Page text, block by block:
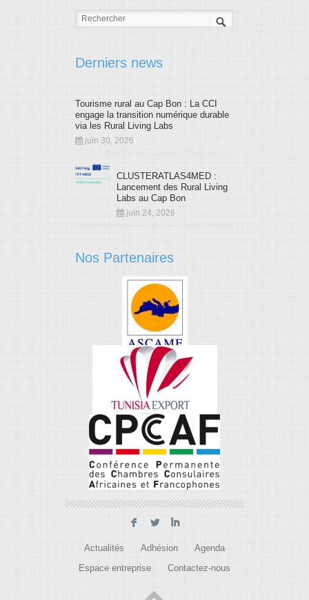
Derniers news
Tourisme rural au Cap Bon : La CCI
engage la transition numérique durable
via les Rural Living Labs
juin 30, 2026
CLUSTERATLAS4MED :
Lancement des Rural Living
Labs au Cap Bon
juin 24, 2026
Nos Partenaires
F L I
Actualités Adhésion Agenda
Espace entreprise Contactez-nous